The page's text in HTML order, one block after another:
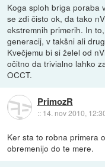
Koga sploh briga poraba
se zdi čisto ok, da tako
ekstremnih primerih. In
generacij, v takšni ali
Kvečjemu bi si želel od
očitno da trivialno lahko
OCCT.
PrimozR
:: 14. nov 2010,
Ker sta to robna primera
obremenijo do te mere.